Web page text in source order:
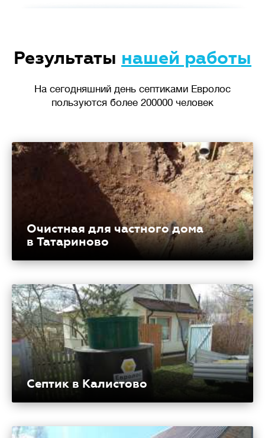
Результаты нашей работы
На сегодняшний день септиками Евролос
пользуются более 200000 человек
Очистная для частного дома
в Татариново
Септик в Калистово